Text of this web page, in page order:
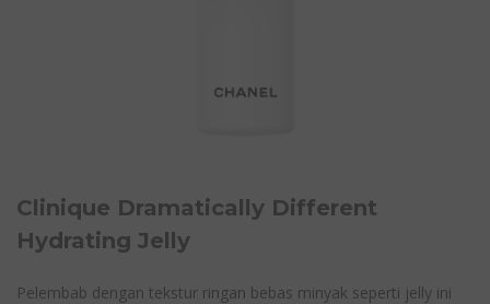
Clinique Dramatically Different
Hydrating Jelly
Pelembab dengan tekstur ringan bebas minyak seperti jelly ini